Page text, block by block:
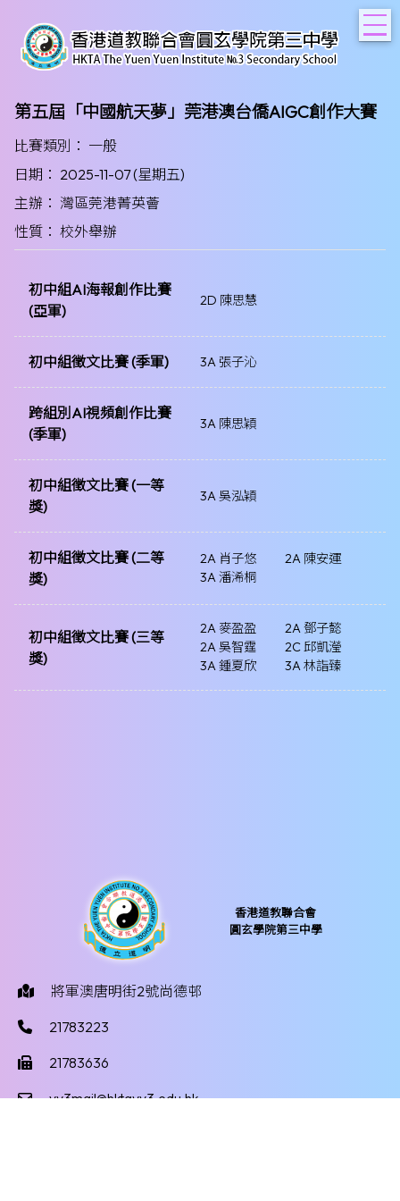
第五屆「中國航天夢」莞港澳台僑AIGC創作大賽
比賽類別： 一般
日期： 2025-11-07 (星期五)
主辦： 灣區莞港菁英薈
性質： 校外舉辦
初中組AI海報創作比賽
(亞軍)
2D 陳思慧
初中組徵文比賽 (季軍) 3A 張子沁
跨組別AI視頻創作比賽
(季軍)
3A 陳思穎
初中組徵文比賽 (一等
獎)
3A 吳泓穎
初中組徵文比賽 (二等
獎)
2A 肖子悠
2A 陳安運
3A 潘浠桐
初中組徵文比賽 (三等
獎)
2A 麥盈盈
2A 鄧子懿
2A 吳智霆
2C 邱凱瀅
3A 鍾夏欣
3A 林詣臻
香港道教聯合會
圓玄學院第三中學
將軍澳唐明街2號尚德邨
21783223
21783636
yy3mail@hktayy3.edu.hk